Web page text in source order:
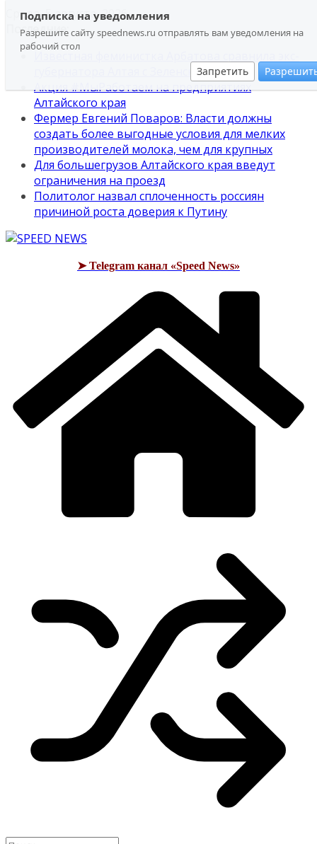
Подписка на уведомления
Разрешите сайту speednews.ru отправлять вам уведомления на
рабочий стол
Запретить
Перейти
содержимому
Среда, 5 августа, 2026
Последние:
губернатора Алтая с Зеленским
Акция #МыРаботаем на предприятиях
Алтайского края
Фермер Евгений Поваров: Власти должны
создать более выгодные условия для мелких
производителей молока, чем для крупных
Для большегрузов Алтайского края введут
ограничения на проезд
Политолог назвал сплоченность россиян
причиной роста доверия к Путину
➤ Telegram канал «Speed News»